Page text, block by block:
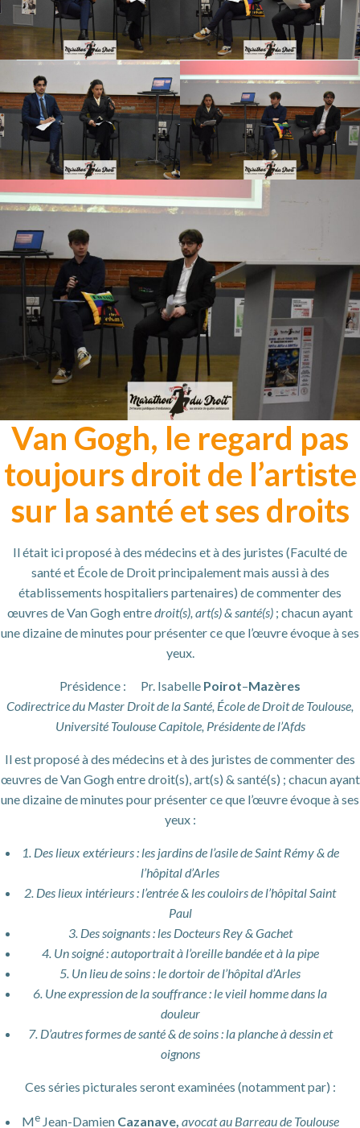
Van Gogh, le regard pas
toujours droit de l’artiste
sur la santé et ses droits
Il était ici proposé à des médecins et à des juristes (Faculté de
santé et École de Droit principalement mais aussi à des
établissements hospitaliers partenaires) de commenter des
œuvres de Van Gogh entredroit(s), art(s) & santé(s) ; chacun ayant
une dizaine de minutes pour présenter ce que l’œuvre évoque à ses
yeux.
Présidence : Pr. Isabelle Poirot–Mazères
Codirectrice du Master Droit de la Santé, École de Droit de Toulouse,
Université Toulouse Capitole, Présidente de l’Afds
Il est proposé à des médecins et à des juristes de commenter des
œuvres de Van Gogh entre droit(s), art(s) & santé(s) ; chacun ayant
une dizaine de minutes pour présenter ce que l’œuvre évoque à ses
yeux :
1. Des lieux extérieurs : les jardins de l’asile de Saint Rémy & de
l’hôpital d’Arles
2. Des lieux intérieurs : l’entrée & les couloirs de l’hôpital Saint
Paul
3. Des soignants : les Docteurs Rey & Gachet
4. Un soigné : autoportrait à l’oreille bandée et à la pipe
5. Un lieu de soins : le dortoir de l’hôpital d’Arles
6. Une expression de la souffrance : le vieil homme dans la
douleur
7. D’autres formes de santé & de soins : la planche à dessin et
oignons
Ces séries picturales seront examinées (notamment par) :
MeJean-Damien Cazanave, avocat au Barreau de Toulouse